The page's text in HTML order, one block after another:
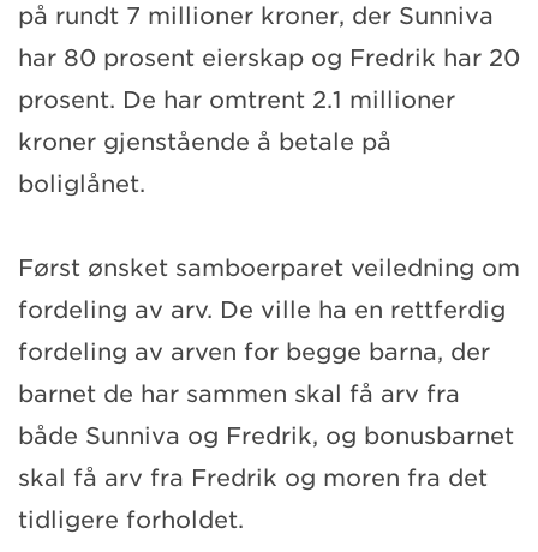
på rundt 7 millioner kroner, der Sunniva
har 80 prosent eierskap og Fredrik har 20
prosent. De har omtrent 2.1 millioner
kroner gjenstående å betale på
boliglånet.
Først ønsket samboerparet veiledning om
fordeling av arv. De ville ha en rettferdig
fordeling av arven for begge barna, der
barnet de har sammen skal få arv fra
både Sunniva og Fredrik, og bonusbarnet
skal få arv fra Fredrik og moren fra det
tidligere forholdet.